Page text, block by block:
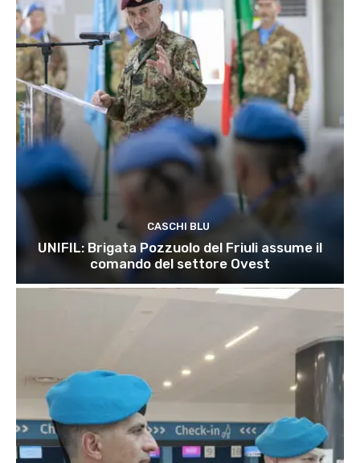
CASCHI BLU
UNIFIL: Brigata Pozzuolo del Friuli assume il
comando del settore Ovest